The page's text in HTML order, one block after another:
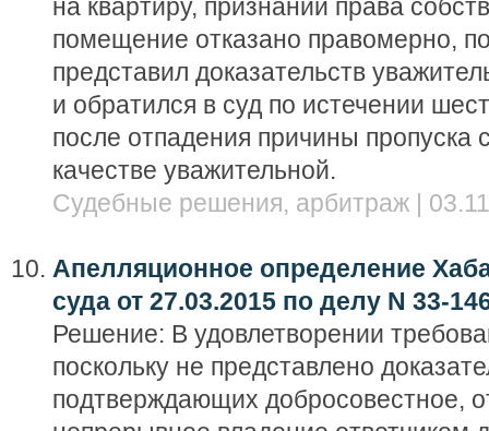
на квартиру, признании права
помещение отказано правомерно,
представил доказательств
и обратился в суд по истечении
после отпадения причины пропуска
качестве уважительной.
Судебные решения, арбитраж |
Апелляционное определение
суда от 27.03.2015 по делу N 33-
Решение: В удовлетворении
поскольку не представлено
подтверждающих добросовестное,